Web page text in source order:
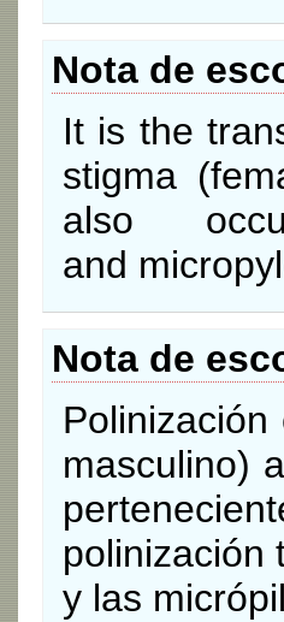
Nota de
It is the
stigma
also
and
Nota de
masculino)
polinización
y las